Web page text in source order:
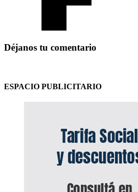
Déjanos tu comentario
ESPACIO PUBLICITARIO